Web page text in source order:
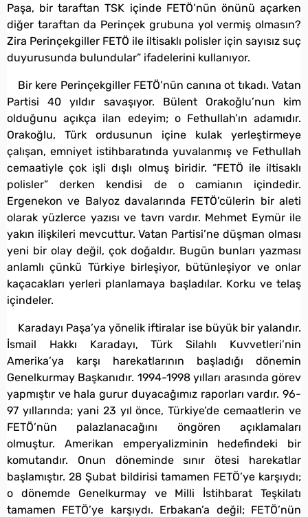
Paşa, bir taraftan TSK içinde FETÖ’nün önünü açarken
diğer taraftan da Perinçek grubuna yol vermiş olmasın?
Zira Perinçekgiller FETÖ ile iltisaklı polisler için sayısız suç
duyurusunda bulundular” ifadelerini kullanıyor.
Bir kere Perinçekgiller FETÖ’nün canına ot tıkadı. Vatan
Partisi 40 yıldır savaşıyor. Bülent Orakoğlu’nun kim
olduğunu açıkça ilan edeyim; o Fethullah’ın adamıdır.
Orakoğlu, Türk ordusunun içine kulak yerleştirmeye
çalışan, emniyet istihbaratında yuvalanmış ve Fethullah
cemaatiyle çok işli dışlı olmuş biridir. “FETÖ ile iltisaklı
polisler” derken kendisi de o camianın içindedir.
Ergenekon ve Balyoz davalarında FETÖ’cülerin bir aleti
olarak yüzlerce yazısı ve tavrı vardır. Mehmet Eymür ile
yakın ilişkileri mevcuttur. Vatan Partisi’ne düşman olması
yeni bir olay değil, çok doğaldır. Bugün bunları yazması
anlamlı çünkü Türkiye birleşiyor, bütünleşiyor ve onlar
kaçacakları yerleri planlamaya başladılar. Korku ve telaş
içindeler.
Karadayı Paşa’ya yönelik iftiralar ise büyük bir yalandır.
İsmail Hakkı Karadayı, Türk Silahlı Kuvvetleri’nin
Amerika’ya karşı harekatlarının başladığı dönemin
Genelkurmay Başkanıdır. 1994-1998 yılları arasında görev
yapmıştır ve hala gurur duyacağımız raporları vardır. 96-
97 yıllarında; yani 23 yıl önce, Türkiye’de cemaatlerin ve
FETÖ’nün palazlanacağını öngören açıklamaları
olmuştur. Amerikan emperyalizminin hedefindeki bir
komutandır. Onun döneminde sınır ötesi harekatlar
başlamıştır. 28 Şubat bildirisi tamamen FETÖ’ye karşıydı;
o dönemde Genelkurmay ve Milli İstihbarat Teşkilatı
tamamen FETÖ’ye karşıydı. Erbakan’a değil; FETÖ’nün